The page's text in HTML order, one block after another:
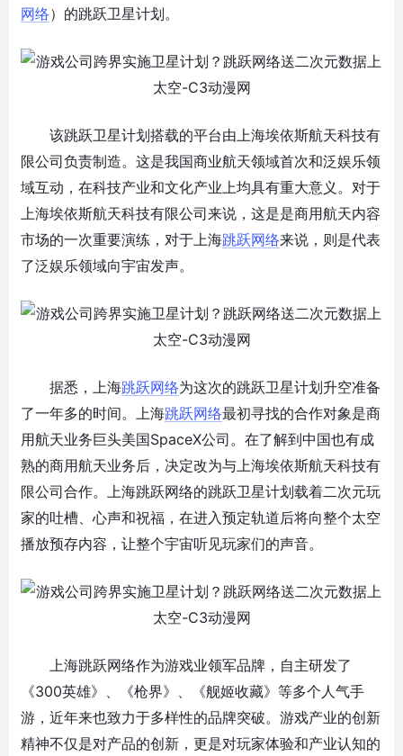
网络）的跳跃卫星计划。
该跳跃卫星计划搭载的平台由上海埃依斯航天科技有
限公司负责制造。这是我国商业航天领域首次和泛娱乐领
域互动，在科技产业和文化产业上均具有重大意义。对于
上海埃依斯航天科技有限公司来说，这是是商用航天内容
市场的一次重要演练，对于上海跳跃网络来说，则是代表
了泛娱乐领域向宇宙发声。
据悉，上海跳跃网络为这次的跳跃卫星计划升空准备
了一年多的时间。上海跳跃网络最初寻找的合作对象是商
用航天业务巨头美国SpaceX公司。在了解到中国也有成
熟的商用航天业务后，决定改为与上海埃依斯航天科技有
限公司合作。上海跳跃网络的跳跃卫星计划载着二次元玩
家的吐槽、心声和祝福，在进入预定轨道后将向整个太空
播放预存内容，让整个宇宙听见玩家们的声音。
上海跳跃网络作为游戏业领军品牌，自主研发了
《300英雄》、《枪界》、《舰姬收藏》等多个人气手
游，近年来也致力于多样性的品牌突破。游戏产业的创新
精神不仅是对产品的创新，更是对玩家体验和产业认知的